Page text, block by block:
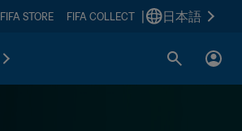
FIFA STORE FIFA COLLECT 日本語